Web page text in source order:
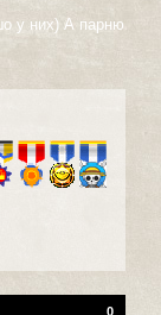
у них) А парню
0